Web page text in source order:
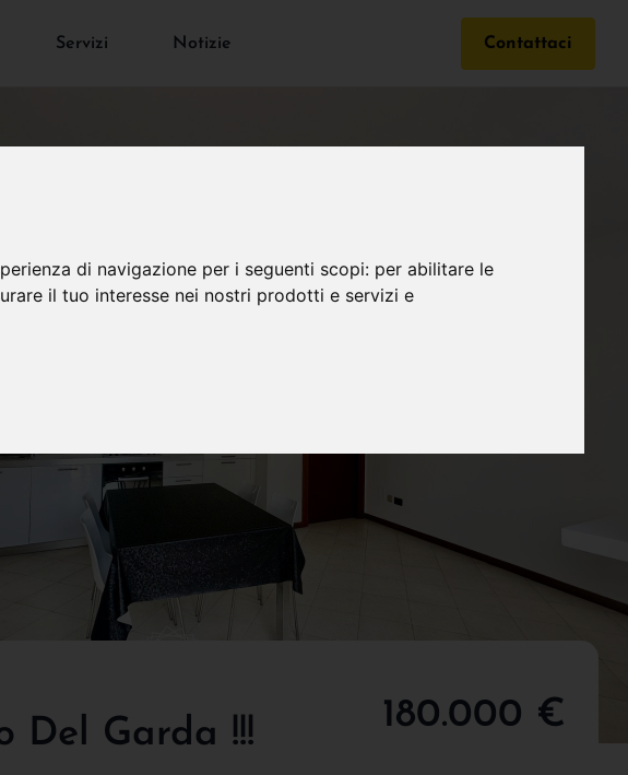
di navigazione per i seguenti scopi: per abilitare le
il tuo interesse nei nostri prodotti e servizi e
Servizi Notizie Contattaci
Del Garda !!! 180.000 €